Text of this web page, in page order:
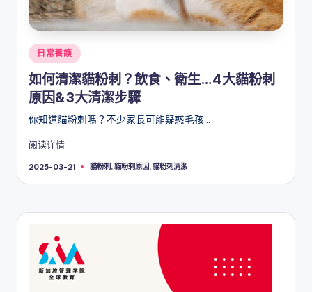
Posted
in
日常養護
如何清潔貓粉刺？飲食、衛生…4大貓粉刺
原因&3大清潔步驟
你知道貓粉刺嗎？不少家長可能疑惑毛孩…
阅读详情
2025-03-21
Tags: 貓粉刺,貓粉刺原因,貓粉刺清潔